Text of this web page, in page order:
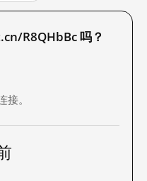
R8QHbBc 吗？
。